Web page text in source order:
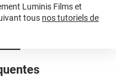
Luminis Films et
tous nos tutoriels de